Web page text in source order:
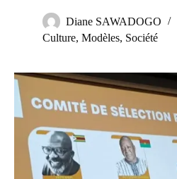
Diane SAWADOGO
Culture, Modèles, Société